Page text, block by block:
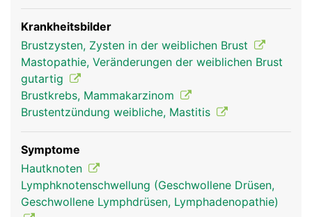
in der Schwangerschaft und beginnen kurz nach
der Entbindung mit der Milchproduktion, was
durch das Hormon Prolaktin aus der
Hirnanhangsdrüse in Gang gesetzt wird. Die Milch
enthält nicht nur die optimale Mischung aus
Nährstoffen sondern auch wichtige Antikörper der
Mutter, die das Neugeborene vor Infektionen
Menstruationszyklus kommt es zu einem
Anschwellen der Brüste als Vorbereitung auf eine
anstehende Schwangerschaft, die sich mit Beginn
der Monatsblutung wieder zurückbildet. Die Brüste
werden ausserdem durchzogen von Blutgefässen
Krankheitsbilder
Brustzysten, Zysten in der weiblichen Brust
Mastopathie, Veränderungen der weiblichen Brust
gutartig
Brustkrebs, Mammakarzinom
Brustentzündung weibliche, Mastitis
Symptome
Hautknoten
Lymphknotenschwellung (Geschwollene Drüsen,
Geschwollene Lymphdrüsen, Lymphadenopathie)